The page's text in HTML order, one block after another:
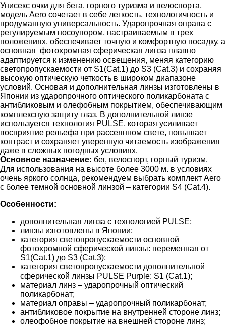
Унисекс очки для бега, горного туризма и велоспорта,
модель Aero сочетает в себе легкость, технологичность и
продуманную универсальность. Ударопрочная оправа с
регулируемым носоупором, настраиваемым в трех
положениях, обеспечивает точную и комфортную посадку, а
основная фотохромная сферическая линза плавно
адаптируется к изменению освещения, меняя категорию
светопропускаемости от S1(Cat.1) до S3 (Cat.3) и сохраняя
высокую оптическую четкость в широком диапазоне
условий. Основая и дополнительная линзы изготовлены в
Японии из ударопрочного оптического поликарбоната с
антибликовым и олефобным покрытием, обеспечивающим
комплексную защиту глаз. В дополнительной линзе
используется технология PULSE, которая усиливает
восприятие рельефа при рассеянном свете, повышает
контраст и сохраняет уверенную читаемость изображения
даже в сложных погодных условиях.
Основное назначение: бег, велоспорт, горный туризм.
Для использования на высоте более 3000 м. в условиях
очень яркого солнца, рекомендуем выбрать комплект Aero
с более темной основной линзой – категории S4 (Сat.4).
Особенности:
дополнительная линза с технологией PULSE;
линзы изготовлены в Японии;
категория светопропускаемости основной
фотохромной сферической линзы: переменная от
S1(Cat.1) до S3 (Сat.3);
категория светопропускаемости дополнительной
сферической линзы PULSE Purple: S1 (Cat.1);
материал линз – ударопрочный оптический
поликарбонат;
материал оправы – ударопрочный поликарбонат;
антибликовое покрытие на внутренней стороне линз;
олеофобное покрытие на внешней стороне линз;